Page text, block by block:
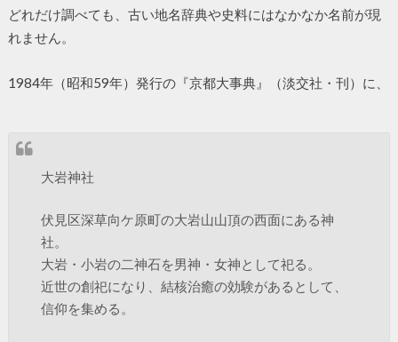
どれだけ調べても、古い地名辞典や史料にはなかなか名前が現
れません。
1984年（昭和59年）発行の『京都大事典』（淡交社・刊）に、
大岩神社
伏見区深草向ケ原町の大岩山山頂の西面にある神
社。
大岩・小岩の二神石を男神・女神として祀る。
近世の創祀になり、結核治癒の効験があるとして、
信仰を集める。